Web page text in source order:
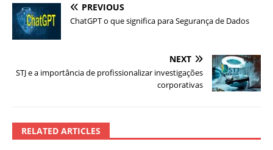
PREVIOUS
ChatGPT o que significa para Segurança de Dados
NEXT
STJ e a importância de profissionalizar investigações
corporativas
RELATED ARTICLES